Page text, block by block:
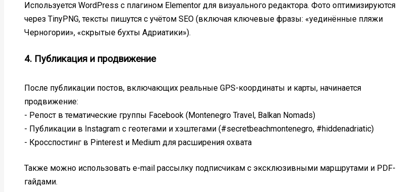
Используется WordPress с плагином Elementor для визуального редактора. Фото оптимизируются
через TinyPNG, тексты пишутся с учётом SEO (включая ключевые фразы: «уединённые пляжи
Черногории», «скрытые бухты Адриатики»).
4. Публикация и продвижение
После публикации постов, включающих реальные GPS-координаты и карты, начинается
продвижение:
- Репост в тематические группы Facebook (Montenegro Travel, Balkan Nomads)
- Публикации в Instagram с геотегами и хэштегами (#secretbeachmontenegro, #hiddenadriatic)
- Кросспостинг в Pinterest и Medium для расширения охвата
Также можно использовать e-mail рассылку подписчикам с эксклюзивными маршрутами и PDF-
гайдами.